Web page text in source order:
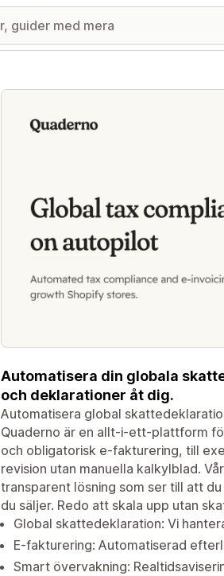
Galleri med utvalda bilder
Automatisera din globala
och deklarationer åt dig.
Automatisera global
Quaderno är en allt-i-ett-plattform
och obligatorisk e-fakturering, till
revision utan manuella kalkylblad.
transparent lösning som ser till att
du säljer. Redo att skala upp utan
Global skattedeklaration: Vi
E-fakturering: Automatiserad
Smart övervakning: